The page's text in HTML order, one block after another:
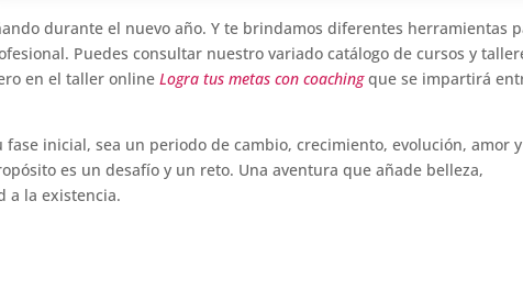
durante el nuevo año. Y te brindamos diferentes herramientas
Puedes consultar nuestro variado catálogo de cursos y
en el taller onlineLogra tus metas con coachingque se impartirá
inicial, sea un periodo de cambio, crecimiento, evolución, amor y
es un desafío y un reto. Una aventura que añade belleza,
a la existencia.